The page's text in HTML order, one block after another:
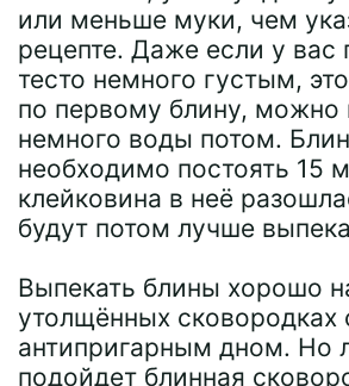
или меньше муки, чем
рецепте. Даже если у вас
тесто немного густым,
по первому блину, можно
немного воды потом.
необходимо постоять 15
клейковина в неё
будут потом лучше
Выпекать блины хорошо
утолщённых сковородках
антипригарным дном. Но
подойдет блинная